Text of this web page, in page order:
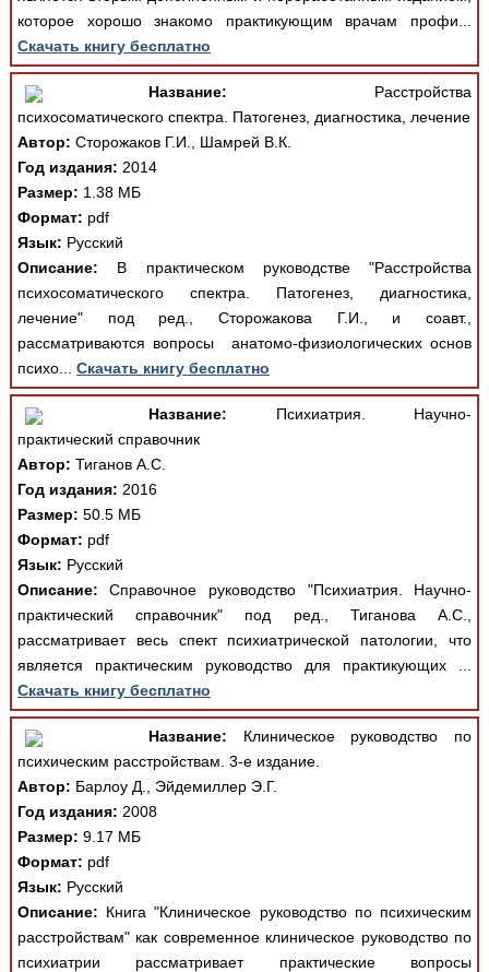
которое хорошо знакомо практикующим врачам профи...
Скачать книгу бесплатно
Название: Расстройства
психосоматического спектра. Патогенез, диагностика, лечение
Автор: Сторожаков Г.И., Шамрей В.К.
Год издания: 2014
Размер: 1.38 МБ
Формат: pdf
Язык: Русский
Описание: В практическом руководстве "Расстройства
психосоматического спектра. Патогенез, диагностика,
лечение" под ред., Сторожакова Г.И., и соавт.,
рассматриваются вопросы анатомо-физиологических основ
психо... Скачать книгу бесплатно
Название: Психиатрия. Научно-
практический справочник
Автор: Тиганов А.С.
Год издания: 2016
Размер: 50.5 МБ
Формат: pdf
Язык: Русский
Описание: Справочное руководство "Психиатрия. Научно-
практический справочник" под ред., Тиганова А.С.,
рассматривает весь спект психиатрической патологии, что
является практическим руководство для практикующих ...
Скачать книгу бесплатно
Название: Клиническое руководство по
психическим расстройствам. 3-е издание.
Автор: Барлоу Д., Эйдемиллер Э.Г.
Год издания: 2008
Размер: 9.17 МБ
Формат: pdf
Язык: Русский
Описание: Книга "Клиническое руководство по психическим
расстройствам" как современное клиническое руководство по
психиатрии рассматривает практические вопросы